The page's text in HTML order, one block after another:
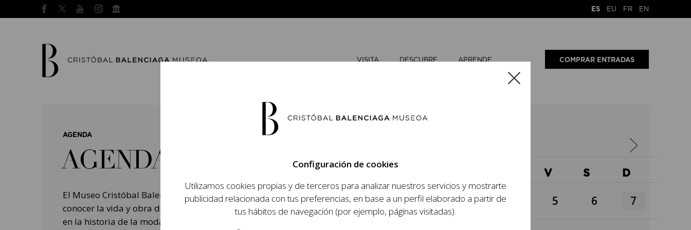
ES EU FR EN
VISITA DESCUBRE APRENDE COMPRAR ENTRADAS
AGENDA
AGENDA
El Museo Cristóbal Balenciaga tiene como objetivo dar a
conocer la vida y obra del prestigioso modista, su relevancia
en la historia de la moda, y la contemporaneidad de su legado.
V S D
1 2 3 5 6 7
Configuración de cookies
Utilizamos cookies propias y de terceros para analizar nuestros servicios y mostrarte
publicidad relacionada con tus preferencias, en base a un perfil elaborado a partir de
tus hábitos de navegación (por ejemplo, páginas visitadas).